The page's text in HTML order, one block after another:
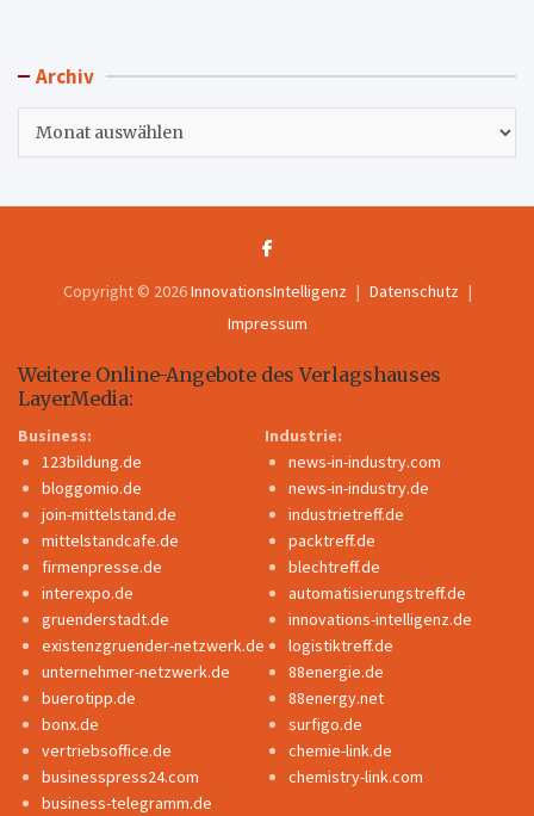
Archiv
Copyright © 2026InnovationsIntelligenz
Datenschutz
Impressum
Weitere Online-Angebote des Verlagshauses
LayerMedia:
Business:
123bildung.de
bloggomio.de
join-mittelstand.de
mittelstandcafe.de
firmenpresse.de
interexpo.de
gruenderstadt.de
existenzgruender-netzwerk.de
unternehmer-netzwerk.de
buerotipp.de
bonx.de
vertriebsoffice.de
businesspress24.com
business-telegramm.de
Industrie:
news-in-industry.com
news-in-industry.de
industrietreff.de
packtreff.de
blechtreff.de
automatisierungstreff.de
innovations-intelligenz.de
logistiktreff.de
88energie.de
88energy.net
surfigo.de
chemie-link.de
chemistry-link.com